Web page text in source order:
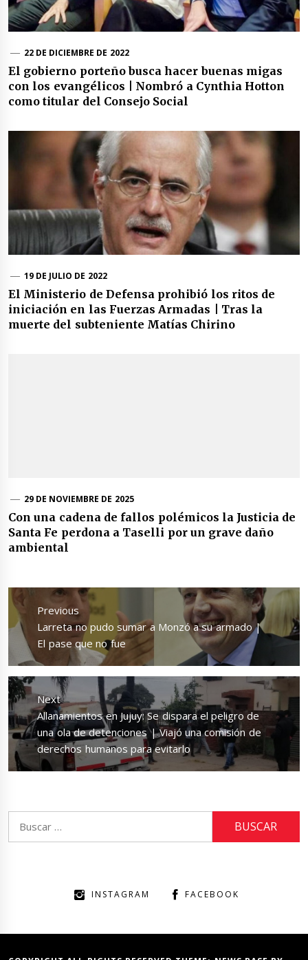
22 DE DICIEMBRE DE 2022
El gobierno porteño busca hacer buenas migas
con los evangélicos | Nombró a Cynthia Hotton
como titular del Consejo Social
19 DE JULIO DE 2022
El Ministerio de Defensa prohibió los ritos de
iniciación en las Fuerzas Armadas | Tras la
muerte del subteniente Matías Chirino
29 DE NOVIEMBRE DE 2025
Con una cadena de fallos polémicos la Justicia de
Santa Fe perdona a Taselli por un grave daño
ambiental
Navegación
de
entradas
Previous
Previous
post:
Larreta no pudo sumar a Monzó a su armado |
El pase que no fue
Next
Next
post:
Allanamientos en Jujuy: Se dispara el peligro de
una ola de detenciones | Viajó una comisión de
derechos humanos para evitarlo
INSTAGRAM FACEBOOK